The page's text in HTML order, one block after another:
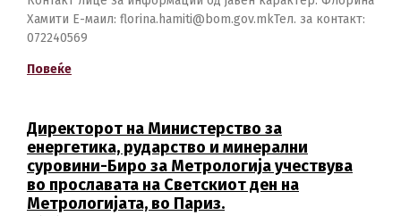
Хамити Е-маил: florina.hamiti@bom.gov.mkТел. за контакт:
072240569
Повеќе
Директорот на Министерство за
енергетика, рударство и минерални
суровини-Биро за Метрологија учествува
во прославата на Светскиот ден на
Метрологијата, во Париз.